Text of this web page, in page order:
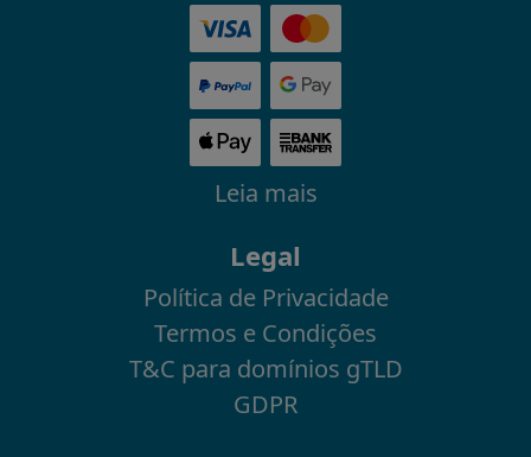
Leia mais
Legal
Política de Privacidade
Termos e Condições
T&C para domínios gTLD
GDPR